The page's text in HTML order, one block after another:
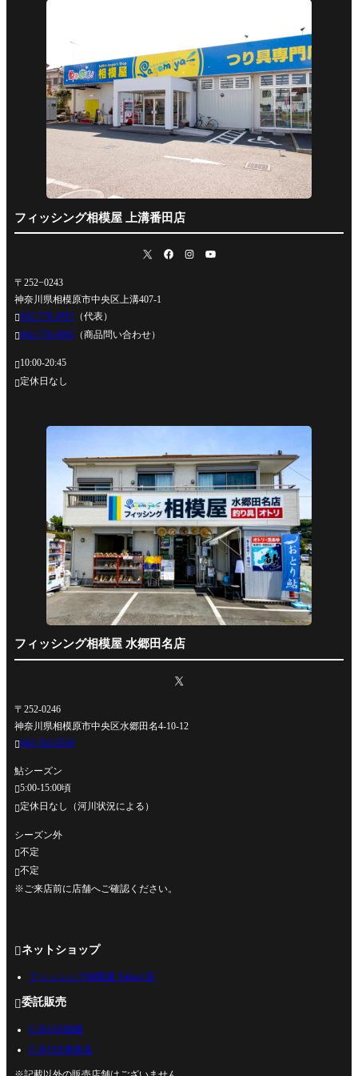
フィッシング相模屋 上溝番田店
〒252−0243
神奈川県相模原市中央区上溝407-1
042-778-4991
（代表）
042-778-4995 （商品問い合わせ）
10:00-20:45
定休日なし
フィッシング相模屋 水郷田名店
〒252-0246
神奈川県相模原市中央区水郷田名4-10-12
042-762-0330
鮎シーズン
5:00-15:00頃
定休日なし（河川状況による）
シーズン外
不定
不定
※ご来店前に店舗へご確認ください。
ネットショップ
フィッシング相模屋 Yahoo!店
委託販売
U-BASE相模
U-BASE海老名